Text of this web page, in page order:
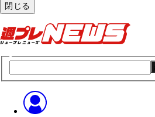
閉じる